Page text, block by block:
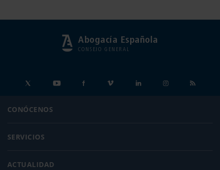
Abogacía Española
CONSEJO GENERAL
CONÓCENOS
SERVICIOS
ACTUALIDAD